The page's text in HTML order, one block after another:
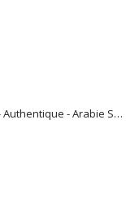
Eau de Zamzam - Mecca - Authentique - Arabie Saoudite - 500 ml